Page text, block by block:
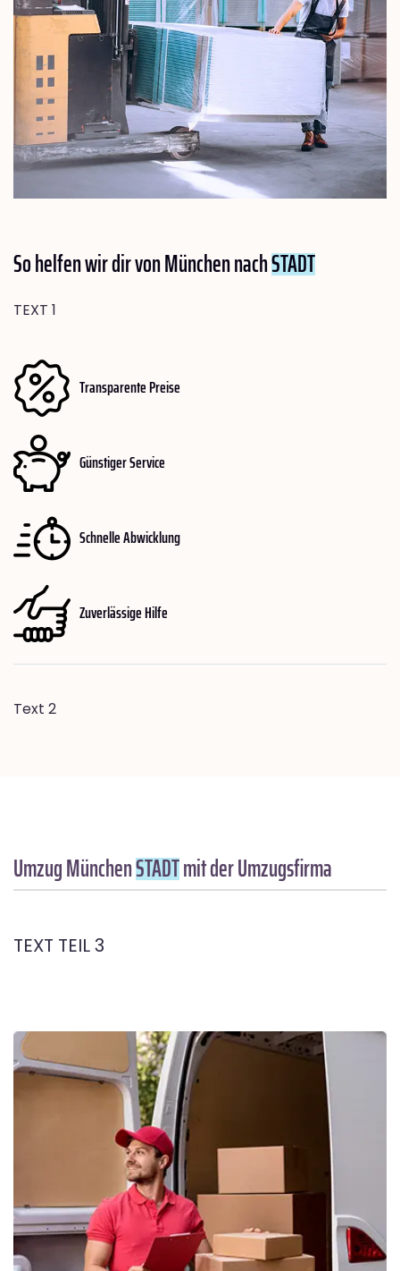
So helfen wir dir von München nachSTADT
TEXT 1
Transparente Preise
Günstiger Service
Schnelle Abwicklung
Zuverlässige Hilfe
Text 2
Umzug MünchenSTADTmit der Umzugsfirma
TEXT TEIL 3